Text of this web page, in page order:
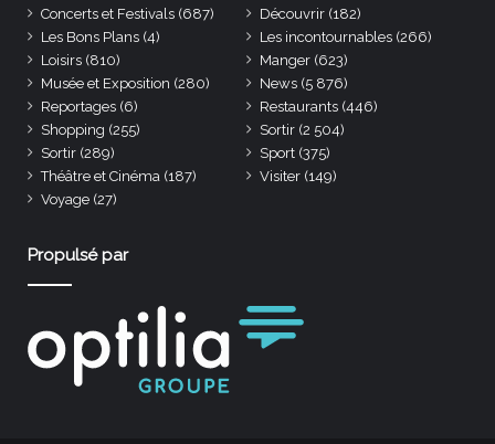
Concerts et Festivals (687) Découvrir (182)
Les Bons Plans (4) Les incontournables (266)
Loisirs (810) Manger (623)
Musée et Exposition (280) News (5 876)
Reportages (6) Restaurants (446)
Shopping (255) Sortir (2 504)
Sortir (289) Sport (375)
Théâtre et Cinéma (187) Visiter (149)
Voyage (27)
Propulsé par